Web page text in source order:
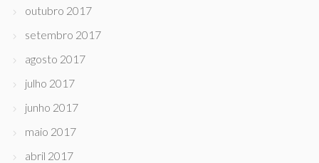
outubro 2017
setembro 2017
agosto 2017
julho 2017
junho 2017
maio 2017
abril 2017